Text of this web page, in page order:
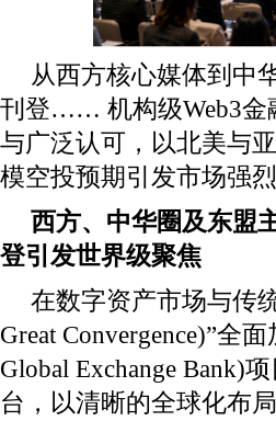
从西方核心媒体到中
刊登…… 机构级Web3金
与广泛认可，以北美与
模空投预期引发市场强
西方、中华圈及东盟
登引发世界级聚焦
在数字资产市场与传
Great Convergence)”全
Global Exchange Bank)
台，以清晰的全球化布